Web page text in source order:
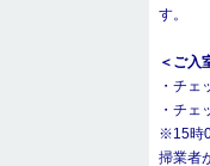
す。
＜ご入
・チ
・チ
※15時
掃業者